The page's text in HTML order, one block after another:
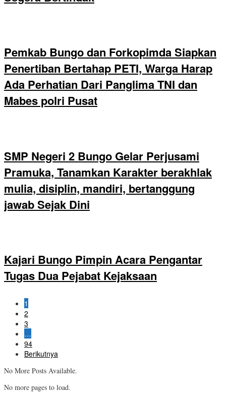
Pemkab Bungo dan Forkopimda Siapkan
Penertiban Bertahap PETI, Warga Harap
Ada Perhatian Dari Panglima TNI dan
Mabes polri Pusat
SMP Negeri 2 Bungo Gelar Perjusami
Pramuka, Tanamkan Karakter berakhlak
mulia, disiplin, mandiri, bertanggung
jawab Sejak Dini
Kajari Bungo Pimpin Acara Pengantar
Tugas Dua Pejabat Kejaksaan
1
2
3
…
94
Berikutnya
No More Posts Available.
No more pages to load.